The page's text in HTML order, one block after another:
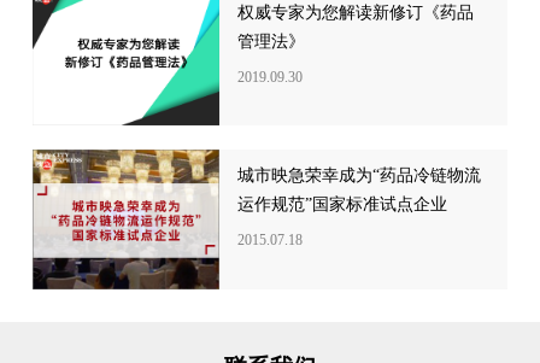
权威专家为您解读新修订《药品
管理法》
2019.09.30
城市映急荣幸成为“药品冷链物流
运作规范”国家标准试点企业
2015.07.18